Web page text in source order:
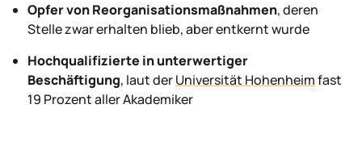
Opfer von Reorganisationsmaßnahmen, deren
Stelle zwar erhalten blieb, aber entkernt wurde
Hochqualifizierte in unterwertiger
Beschäftigung, laut derUniversität Hohenheimfast
19 Prozent aller Akademiker